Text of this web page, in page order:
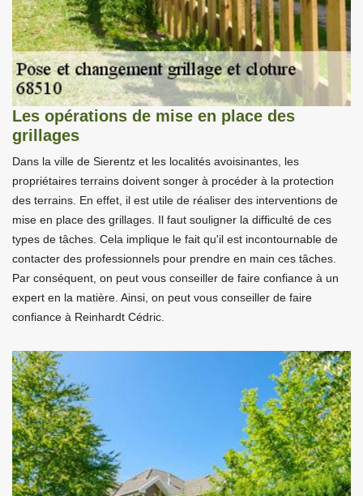
Les opérations de mise en place des
grillages
Dans la ville de Sierentz et les localités avoisinantes, les
propriétaires terrains doivent songer à procéder à la protection
des terrains. En effet, il est utile de réaliser des interventions de
mise en place des grillages. Il faut souligner la difficulté de ces
types de tâches. Cela implique le fait qu'il est incontournable de
contacter des professionnels pour prendre en main ces tâches.
Par conséquent, on peut vous conseiller de faire confiance à un
expert en la matière. Ainsi, on peut vous conseiller de faire
confiance à Reinhardt Cédric.